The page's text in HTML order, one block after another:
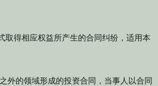
得相应权益所产生的合同纠纷，适用本
的领域形成的投资合同，当事人以合同